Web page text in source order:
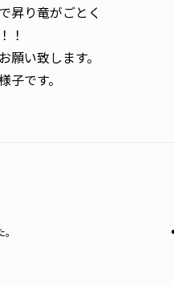
昇り竜がごとく
！
願い致します。
子です。